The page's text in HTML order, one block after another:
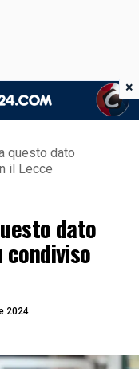
questo dato
il Lecce
dato
2024
×